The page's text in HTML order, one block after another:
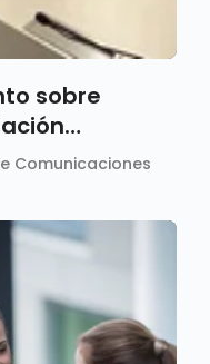
sobre
Comunicaciones